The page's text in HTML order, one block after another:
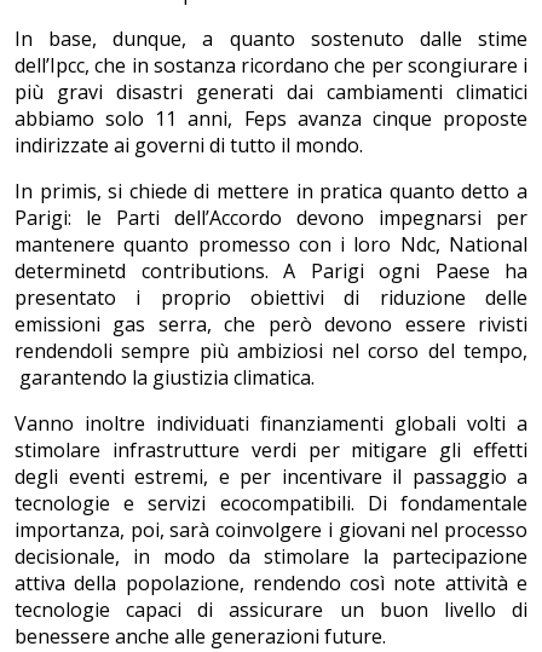
In base, dunque, a quanto sostenuto dalle stime
dell’Ipcc, che in sostanza ricordano che per scongiurare i
più gravi disastri generati dai cambiamenti climatici
abbiamo solo 11 anni, Feps avanza cinque proposte
indirizzate ai governi di tutto il mondo.
In primis, si chiede di mettere in pratica quanto detto a
Parigi: le Parti dell’Accordo devono impegnarsi per
mantenere quanto promesso con i loro Ndc, National
determinetd contributions. A Parigi ogni Paese ha
presentato i proprio obiettivi di riduzione delle
emissioni gas serra, che però devono essere rivisti
rendendoli sempre più ambiziosi nel corso del tempo,
garantendo la giustizia climatica.
Vanno inoltre individuati finanziamenti globali volti a
stimolare infrastrutture verdi per mitigare gli effetti
degli eventi estremi, e per incentivare il passaggio a
tecnologie e servizi ecocompatibili. Di fondamentale
importanza, poi, sarà coinvolgere i giovani nel processo
decisionale, in modo da stimolare la partecipazione
attiva della popolazione, rendendo così note attività e
tecnologie capaci di assicurare un buon livello di
benessere anche alle generazioni future.